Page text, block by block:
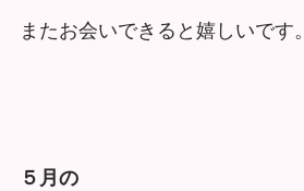
またお会いできると嬉しいです。
５月の